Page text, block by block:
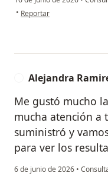
• en opinión del usuario
Reportar
Alejandra
Me gustó mucho
mucha atención a
suministró y
para ver los
6 de junio de 2026 •